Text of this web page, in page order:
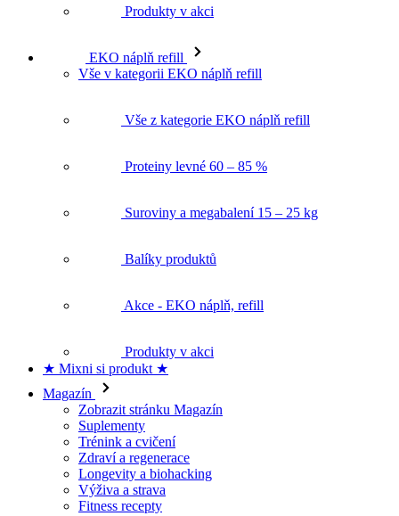
Vše v kategorii EKO náplň refill
Magazín
Zobrazit stránku Magazín
Suplementy
Trénink a cvičení
Zdraví a regenerace
Longevity a biohacking
Výživa a strava
Fitness recepty
Doprava a platba
Časté otázky